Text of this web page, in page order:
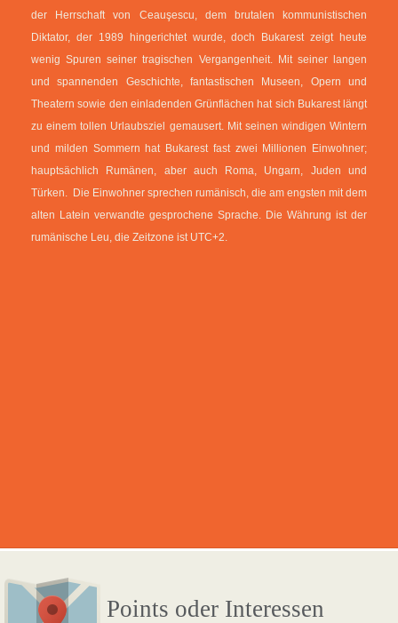
der Herrschaft von Ceauşescu, dem brutalen kommunistischen
Diktator, der 1989 hingerichtet wurde, doch Bukarest zeigt heute
wenig Spuren seiner tragischen Vergangenheit. Mit seiner langen
und spannenden Geschichte, fantastischen Museen, Opern und
Theatern sowie den einladenden Grünflächen hat sich Bukarest längt
zu einem tollen Urlaubsziel gemausert. Mit seinen windigen Wintern
und milden Sommern hat Bukarest fast zwei Millionen Einwohner;
hauptsächlich Rumänen, aber auch Roma, Ungarn, Juden und
Türken. Die Einwohner sprechen rumänisch, die am engsten mit dem
alten Latein verwandte gesprochene Sprache. Die Währung ist der
rumänische Leu, die Zeitzone ist UTC+2.
Points oder Interessen